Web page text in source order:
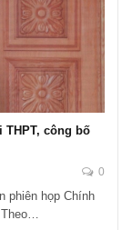
công bố
0
phiên họp Chính